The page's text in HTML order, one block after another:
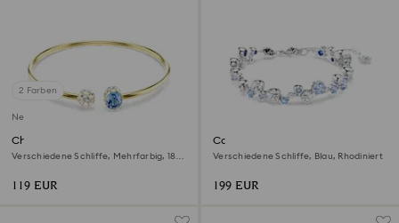
2 Farben
Neu
Chroma Armreif
Verschiedene Schliffe, Mehrfarbig, 18K
119 EUR
Constella Armband
Verschiedene Schliffe, Blau, Rhodiniert
199 EUR